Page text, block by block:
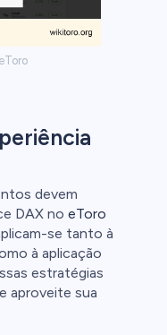
devem
DAX no eToro
se tanto à
à aplicação
estratégias
aproveite sua